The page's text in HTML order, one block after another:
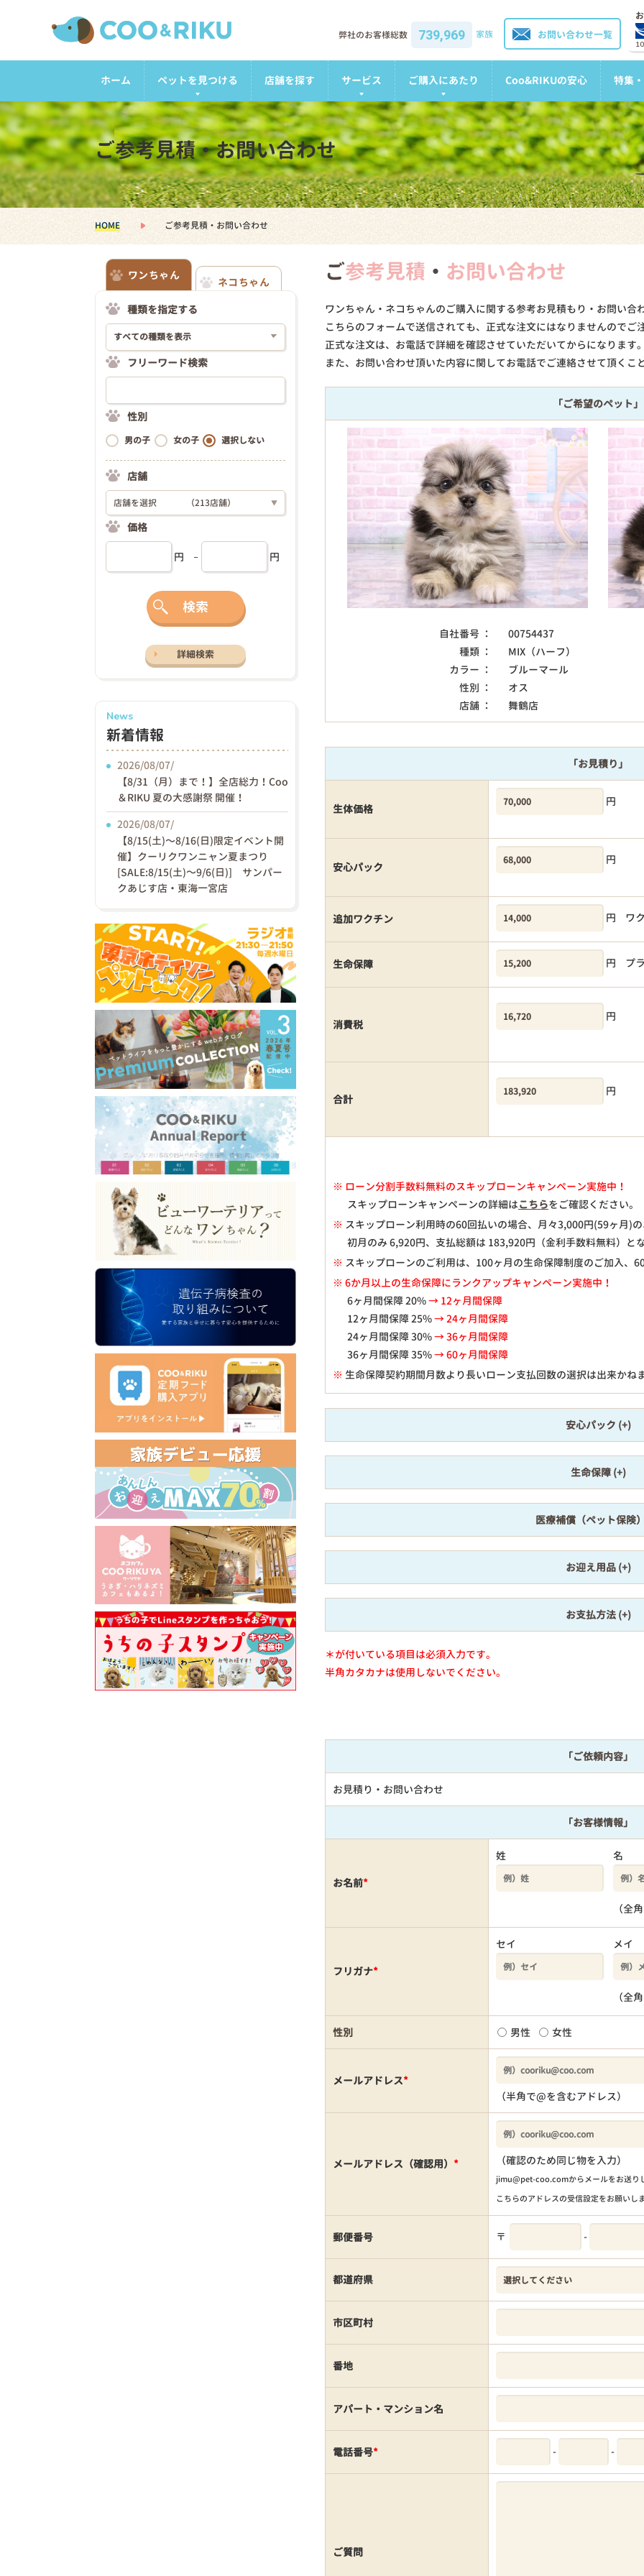
お問い合わせ一覧
弊社のお客様総数 739,969 家族
ホーム ペットを見つける 店舗を探す サービス ご購入にあたり Coo&RIKUの安心 特集
ご参考見積・お問い合わせ
HOME ご参考見積・お問い合わせ
ご参考見積 ・ お問い合わせ
ワンちゃん・ネコちゃんのご購入に関する参考お見積もり・お問い合
こちらのフォームで送信されても、正式な注文にはなりませんのでご
正式な注文は、お電話で詳細を確認させていただいてからになります
また、お問い合わせ頂いた内容に関してお電話でご連絡させて頂く
「ご希望のペット」
自社番号 ：
00754437
種類 ：
MIX（ハーフ）
カラー ：
ブルーマール
性別 ：
オス
店舗 ：
舞鶴店
「お見積り」
生体価格
円
安心パック
円
追加ワクチン 円 ワ
生命保障 円 プ
消費税
円
合計
円
※ ローン分割手数料無料のスキップローンキャンペーン実施中！
スキップローンキャンペーンの詳細はこちらをご確認ください。
※ スキップローン利用時の60回払いの場合、月々3,000円(59ヶ月)
初月のみ 6,920円、支払総額は 183,920円（金利手数料無料）と
※ スキップローンのご利用は、100ヶ月の生命保障制度のご加入、
※ 6か月以上の生命保障にランクアップキャンペーン実施中！
6ヶ月間保障 20%→ 12ヶ月間保障
12ヶ月間保障 25%→ 24ヶ月間保障
24ヶ月間保障 30%→ 36ヶ月間保障
36ヶ月間保障 35%→ 60ヶ月間保障
※ 生命保障契約期間月数より長いローン支払回数の選択は出来かね
安心パック
生命保障
医療補償（ペット保険
お迎え用品
お支払方法
＊が付いている項目は必須入力です。
半角カタカナは使用しないでください。
「ご依頼内容」
お見積り・お問い合わせ
「お客様情報」
お名前*
姓 名
（全
フリガナ*
セイ メイ
（全
性別 男性 女性
メールアドレス*
（半角で@を含むアドレス）
メールアドレス（確認用） * （確認のため同じ物を入力）
jimu@pet-coo.comからメールをお送り
こちらのアドレスの受信設定をお願いし
郵便番号 〒 -
都道府県
市区町村
番地
アパート・マンション名
電話番号* - -
ご質問
ワンちゃん
ネコちゃん
種類を指定する
フリーワード検索
性別
男の子 女の子 選択しない
店舗
店舗を選択 （213店舗） ▼
価格
円 円
検索
詳細検索
News
新着情報
2026/08/07/
【8/31（月）まで！】全店総力！Coo
＆RIKU 夏の大感謝祭 開催！
2026/08/07/
【8/15(土)〜8/16(日)限定イベント開
催】クーリクワンニャン夏まつり
[SALE:8/15(土)～9/6(日)] サンパー
クあじす店・東海一宮店